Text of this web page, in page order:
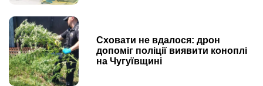
Сховати не вдалося: дрон
допоміг поліції виявити коноплі
на Чугуївщині